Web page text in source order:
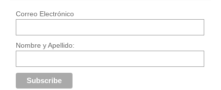
Correo Electrónico
Nombre y Apellido: